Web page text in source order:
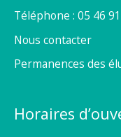
Téléphone : 05 46
Nous contacter
Permanences des
Horaires